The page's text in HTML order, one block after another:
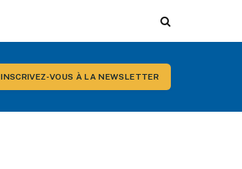
INSCRIVEZ-VOUS À LA NEWSLETTER